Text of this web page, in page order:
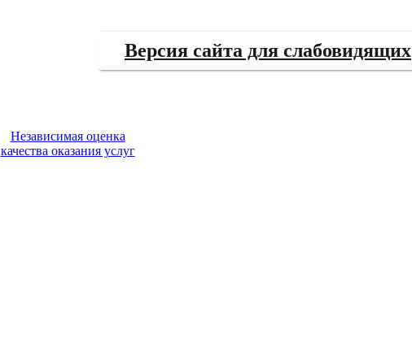
Версия сайта для слабовидящих
Независимая оценка
качества оказания услуг